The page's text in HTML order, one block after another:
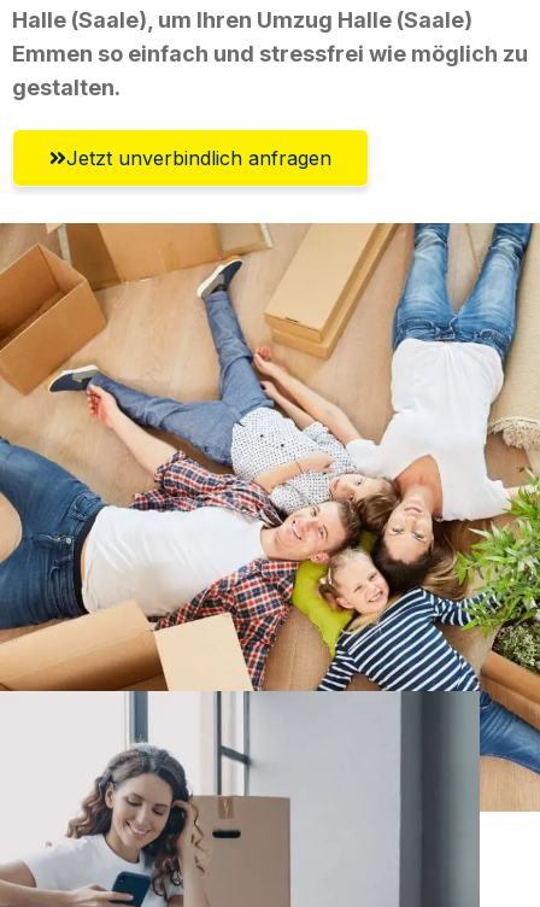
Halle (Saale), um Ihren Umzug Halle (Saale)
Emmen so einfach und stressfrei wie möglich zu
gestalten.
Jetzt unverbindlich anfragen